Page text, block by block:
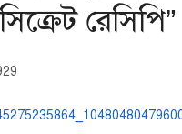
রেসিপি”